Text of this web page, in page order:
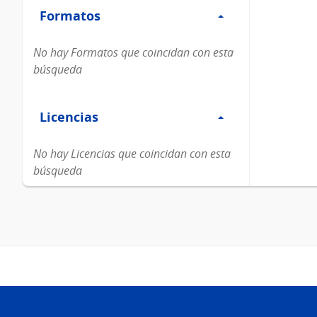
Formatos
Formatos
No hay Formatos que coincidan con esta
búsqueda
Licencias
Licencias
No hay Licencias que coincidan con esta
búsqueda